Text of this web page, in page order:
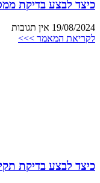
כיצד לבצע בדיקת
19/08/2024 אין תגובות
לקריאת המאמר >>>
כיצד לבצע בדיקת